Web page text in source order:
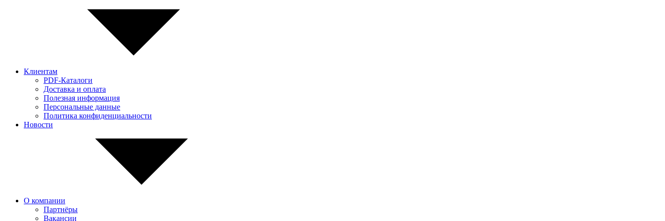
Клиентам
PDF-Каталоги
Доставка и оплата
Полезная информация
Персональные данные
Политика конфиденциальности
Новости
О компании
Партнёры
Вакансии